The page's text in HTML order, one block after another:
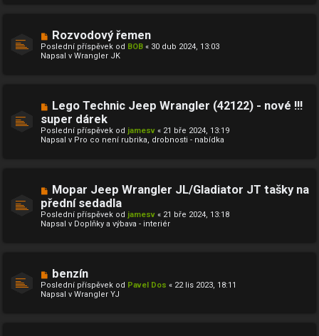
ě
v
N
o
v
ý
ě
v
e
k
Rozvodový řemen
Poslední příspěvek od BOB « 30 dub 2024, 13:03
Napsal v Wrangler JK
N
o
v
ý
p
ě
e
k
Lego Technic Jeep Wrangler (42122) - nové !!!
super dárek
Poslední příspěvek od jamesv « 21 bře 2024, 13:19
Napsal v Pro co není rubrika, drobnosti - nabídka
N
o
v
ý
p
ě
e
k
Mopar Jeep Wrangler JL/Gladiator JT tašky na
přední sedadla
Poslední příspěvek od jamesv « 21 bře 2024, 13:18
Napsal v Doplňky a výbava - interiér
N
o
v
ý
benzín
Poslední příspěvek od Pavel Dos « 22 lis 2023, 18:11
Napsal v Wrangler YJ